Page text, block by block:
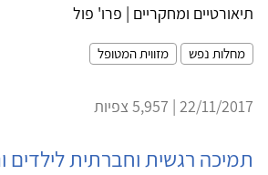
תיאורטיים ומחקריים | פרו' פול
מחלות נפש מזווית המטופל
22/11/2017 | 5,957 צפיות
תמיכה רגשית וחברתית לילדים